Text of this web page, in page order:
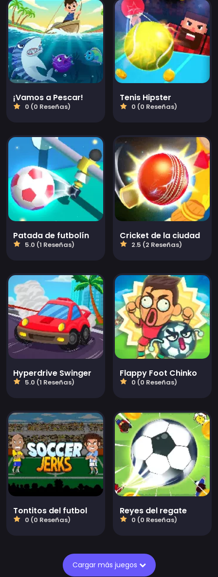
¡Vamos a Pescar!
0 (0 Reseñas)
Tenis Hipster
0 (0 Reseñas)
Patada de futbolín
5.0 (1 Reseñas)
Cricket de la ciudad
2.5 (2 Reseñas)
Hyperdrive Swinger
5.0 (1 Reseñas)
Flappy Foot Chinko
0 (0 Reseñas)
Tontitos del futbol
0 (0 Reseñas)
Reyes del regate
0 (0 Reseñas)
Cargar más juegos